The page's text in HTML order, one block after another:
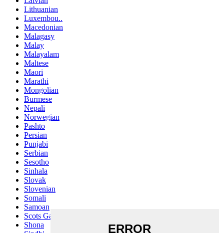
Lithuanian
Luxembou..
Macedonian
Malagasy
Malay
Malayalam
Maltese
Maori
Marathi
Mongolian
Burmese
Nepali
Norwegian
Pashto
Persian
Punjabi
Serbian
Sesotho
Sinhala
Slovak
Slovenian
Somali
Samoan
Scots Gaelic
Shona